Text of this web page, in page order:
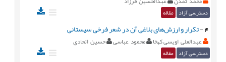
دسترسی آزاد مقاله
4
-تکرار و ارزش‌های بلاغی آن در شعر فرخی سیستانی
عبدالعلی اویسی کهخا محمود عباسی حسین اتحادی
دسترسی آزاد مقاله